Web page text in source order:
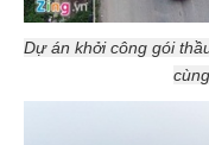
Dự án khởi công gói